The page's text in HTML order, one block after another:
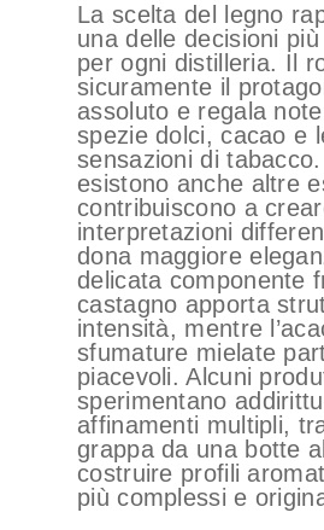
La scelta del legno
una delle decisioni
per ogni distilleria. Il
sicuramente il
assoluto e regala
spezie dolci, cacao e
sensazioni di
esistono anche altre
contribuiscono a
interpretazioni
dona maggiore
delicata componente
castagno apporta
intensità, mentre
sfumature mielate
piacevoli. Alcuni
sperimentano
affinamenti multipli,
grappa da una botte
costruire profili
più complessi e